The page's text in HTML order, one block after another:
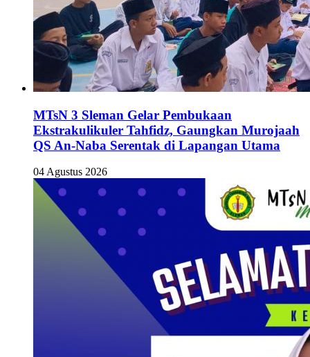
MTsN 3 Sleman Gelar Pembukaan
Ekstrakulikuler Tahfidz, Gaungkan Murojaah
QS An-Naba Serentak di Lapangan Utama
04 Agustus 2026